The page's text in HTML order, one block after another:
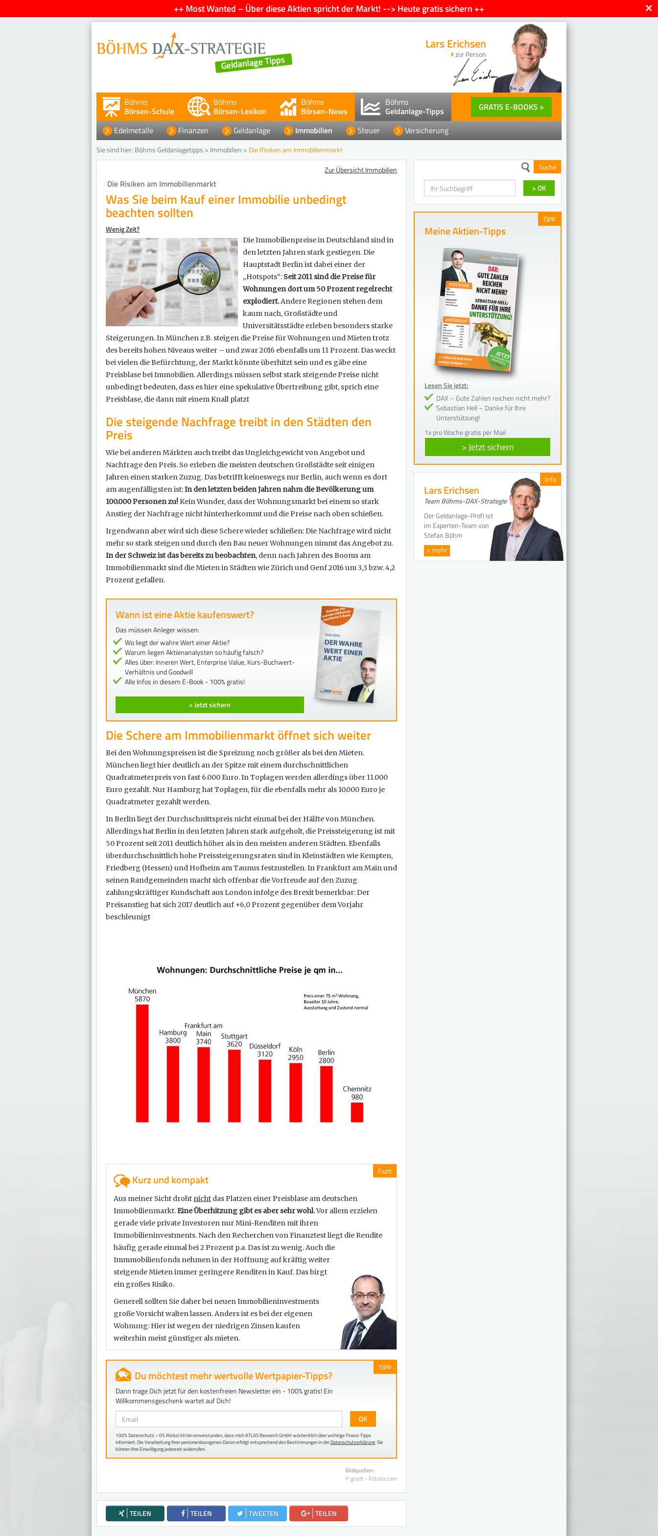
++ Most Wanted – Über diese Aktien spricht der Markt! --> Heute gratis sichern ++ ×
Lars Erichsen
zur Person
Böhms
Börsen-Schule
Böhms
Börsen-Lexikon
Böhms
Börsen-News
Böhms
Geldanlage-Tipps
GRATIS E-BOOKS >
Edelmetalle
Finanzen Geldanlage Immobilien Steuer Versicherung
Sie sind hier: Böhms Geldanlagetipps > Immobilien > Die Risiken am Immobilienmarkt
Zur Übersicht Immobilien
Die Risiken am Immobilienmarkt
Was Sie beim Kauf einer Immobilie unbedingt
beachten sollten
Die Immobilienpreise in Deutschland sind in
den letzten Jahren stark gestiegen. Die
Hauptstadt Berlin ist dabei einer der
„Hotspots“: Seit 2011 sind die Preise für
Wohnungen dort um 50 Prozent regelrecht
explodiert.Andere Regionen stehen dem
kaum nach, Großstädte und
Universitätsstädte erleben besonders starke
Steigerungen. In München z.B. steigen die Preise für Wohnungen und Mieten trotz
des bereits hohen Niveaus weiter – und zwar 2016 ebenfalls um 11 Prozent. Das weckt
bei vielen die Befürchtung, der Markt könnte überhitzt sein und es gäbe eine
Preisblase bei Immobilien. Allerdings müssen selbst stark steigende Preise nicht
unbedingt bedeuten, dass es hier eine spekulative Übertreibung gibt, sprich eine
Preisblase, die dann mit einem Knall platzt
Die steigende Nachfrage treibt in den Städten den
Preis
Wie bei anderen Märkten auch treibt das Ungleichgewicht von Angebot und
Nachfrage den Preis. So erleben die meisten deutschen Großstädte seit einigen
Jahren einen starken Zuzug. Das betrifft keineswegs nur Berlin, auch wenn es dort
am augenfälligsten ist:In den letzten beiden Jahren nahm die Bevölkerung um
100.000 Personen zu!Kein Wunder, dass der Wohnungsmarkt bei einem so stark
Anstieg der Nachfrage nicht hinterherkommt und die Preise nach oben schießen.
Irgendwann aber wird sich diese Schere wieder schließen: Die Nachfrage wird nicht
mehr so stark steigen und durch den Bau neuer Wohnungen nimmt das Angebot zu.
In der Schweiz ist das bereits zu beobachten, denn nach Jahren des Booms am
Immobilienmarkt sind die Mieten in Städten wie Zürich und Genf 2016 um 3,3 bzw. 4,2
Prozent gefallen.
Wann ist eine Aktie kaufenswert?
Das müssen Anleger wissen:
Wo liegt der wahre Wert einer Aktie?
Warum liegen Aktienanalysten so häufig falsch?
Alles über: Inneren Wert, Enterprise Value, Kurs-Buchwert-
Verhältnis und Goodwill
Alle Infos in diesem E-Book - 100% gratis!
> Jetzt sichern
Die Schere am Immobilienmarkt öffnet sich weiter
Bei den Wohnungspreisen ist die Spreizung noch größer als bei den Mieten.
München liegt hier deutlich an der Spitze mit einem durchschnittlichen
Quadratmeterpreis von fast 6.000 Euro. In Toplagen werden allerdings über 11.000
Euro gezahlt. Nur Hamburg hat Toplagen, für die ebenfalls mehr als 10.000 Euro je
Quadratmeter gezahlt werden.
In Berlin liegt der Durchschnittspreis nicht einmal bei der Hälfte von München.
Allerdings hat Berlin in den letzten Jahren stark aufgeholt, die Preissteigerung ist mit
50 Prozent seit 2011 deutlich höher als in den meisten anderen Städten. Ebenfalls
überdurchschnittlich hohe Preissteigerungsraten sind in Kleinstädten wie Kempten,
Friedberg (Hessen) und Hofheim am Taunus festzustellen. In Frankfurt am Main und
seinen Randgemeinden macht sich offenbar die Vorfreude auf den Zuzug
zahlungskräftiger Kundschaft aus London infolge des Brexit bemerkbar: Der
Preisanstieg hat sich 2017 deutlich auf +6,0 Prozent gegenüber dem Vorjahr
beschleunigt
Fazit
Kurz und kompakt
Aus meiner Sicht droht nicht das Platzen einer Preisblase am deutschen
Immobilienmarkt.Eine Überhitzung gibt es aber sehr wohl.Vor allem erzielen
gerade viele private Investoren nur Mini-Renditen mit ihren
Immobilieninvestments. Nach den Recherchen von Finanztest liegt die Rendite
häufig gerade einmal bei 2 Prozent p.a. Das ist zu wenig. Auch die
Immmobilienfonds nehmen in der Hoffnung auf kräftig weiter
steigende Mieten immer geringere Renditen in Kauf. Das birgt
ein großes Risiko.
Generell sollten Sie daher bei neuen Immobilieninvestments
große Vorsicht walten lassen. Anders ist es bei der eigenen
Wohnung: Hier ist wegen der niedrigen Zinsen kaufen
weiterhin meist günstiger als mieten.
Wenig Zeit?
TIPP
Du möchtest mehr wertvolle Wertpapier-Tipps?
Dann trage Dich jetzt für den kostenfreien Newsletter ein - 100% gratis! Ein
Willkommensgeschenk wartet auf Dich!
Email
OK
100% Datenschutz – 0% Risiko! Ich bin einverstanden, dass mich ATLAS Research GmbH wöchentlich über wichtige Finanz-Tipps
informiert. Die Verarbeitung Ihrer personenbezogenen Daten erfolgt entsprechend den Bestimmungen in derDatenschutzerklärung. Sie
können Ihre Einwilligung jederzeit widerrufen.
Bildquellen:
© gradt - Fotolia.com
TEILEN TEILEN TWEETEN TEILEN
Suche
Suchen
> OK
TIPP
Meine Aktien-Tipps
Lesen Sie jetzt:
DAX – Gute Zahlen reichen nicht mehr?
Sebastian Hell – Danke für Ihre
Unterstützung!
1x pro Woche gratis per Mail
> Jetzt sichern
Info
Lars Erichsen
Team Böhms-DAX-Strategie
Der Geldanlage-Profi ist
im Experten-Team von
Stefan Böhm
> mehr